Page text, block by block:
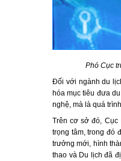
Phó Cục
Đối với ngành du
hóa mục tiêu đưa
nghệ, mà là quá
Trên cơ sở đó, Cục
trọng tâm, trong đó
trưởng mới, hình
thao và Du lịch đã